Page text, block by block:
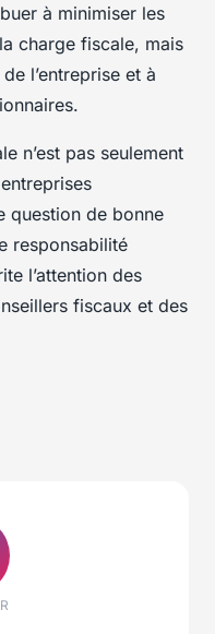
à minimiser les
charge fiscale, mais
l’entreprise et à
n’est pas seulement
question de bonne
responsabilité
l’attention des
fiscaux et des